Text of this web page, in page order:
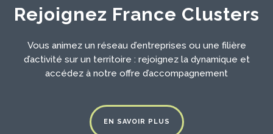
Rejoignez France Clusters
Vous animez un réseau d’entreprises ou une filière
d’activité sur un territoire : rejoignez la dynamique et
accédez à notre offre d’accompagnement
EN SAVOIR PLUS